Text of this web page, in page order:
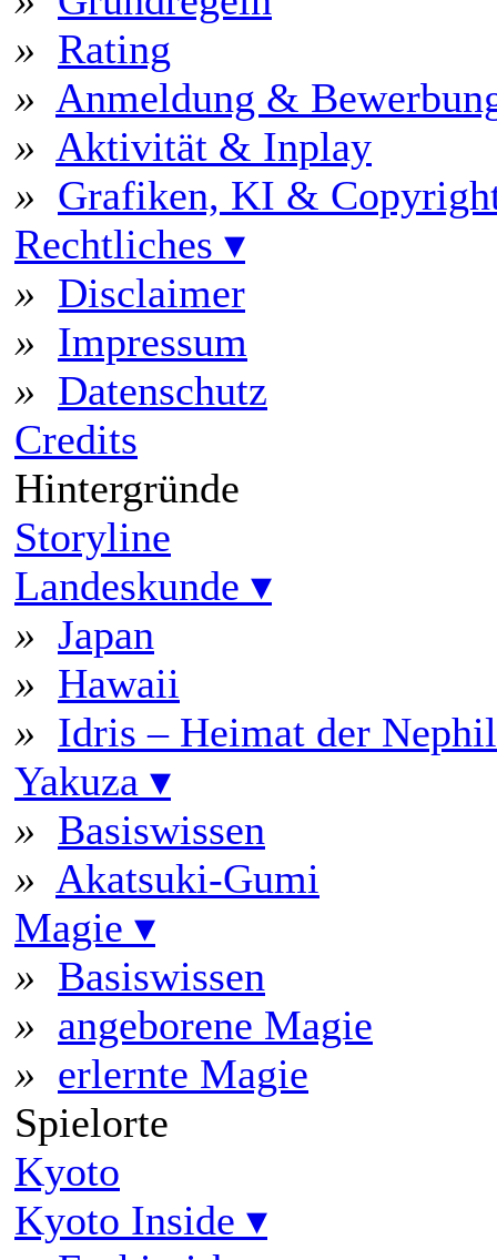
» Rating
» Anmeldung &
» Aktivität & Inplay
» Grafiken, KI &
Rechtliches ▾
» Disclaimer
» Impressum
» Datenschutz
Credits
Hintergründe
Storyline
Landeskunde ▾
» Japan
» Hawaii
» Idris – Heimat der
Yakuza ▾
» Basiswissen
» Akatsuki-Gumi
Magie ▾
» Basiswissen
» angeborene Magie
» erlernte Magie
Spielorte
Kyoto
Kyoto Inside ▾